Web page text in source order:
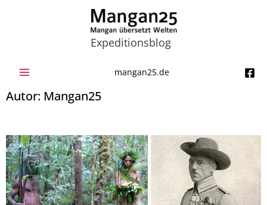
Expeditionsblog
mangan25.de
Autor: Mangan25